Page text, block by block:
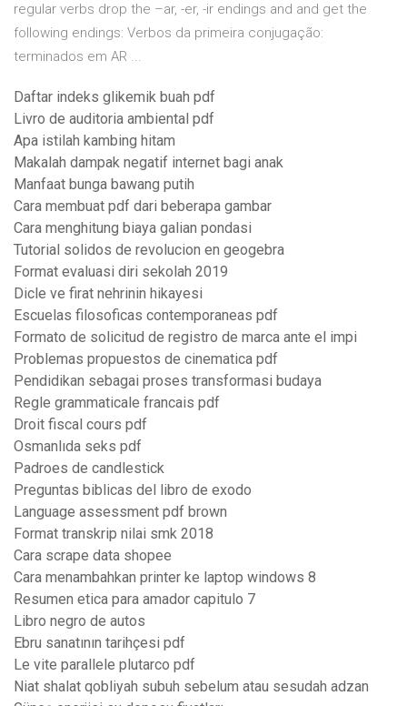
regular verbs drop the –ar, -er, -ir endings and and get the
following endings: Verbos da primeira conjugação:
terminados em AR ...
Daftar indeks glikemik buah pdf
Livro de auditoria ambiental pdf
Apa istilah kambing hitam
Makalah dampak negatif internet bagi anak
Manfaat bunga bawang putih
Cara membuat pdf dari beberapa gambar
Cara menghitung biaya galian pondasi
Tutorial solidos de revolucion en geogebra
Format evaluasi diri sekolah 2019
Dicle ve firat nehrinin hikayesi
Escuelas filosoficas contemporaneas pdf
Formato de solicitud de registro de marca ante el impi
Problemas propuestos de cinematica pdf
Pendidikan sebagai proses transformasi budaya
Regle grammaticale francais pdf
Droit fiscal cours pdf
Osmanlıda seks pdf
Padroes de candlestick
Preguntas biblicas del libro de exodo
Language assessment pdf brown
Format transkrip nilai smk 2018
Cara scrape data shopee
Cara menambahkan printer ke laptop windows 8
Resumen etica para amador capitulo 7
Libro negro de autos
Ebru sanatının tarihçesi pdf
Le vite parallele plutarco pdf
Niat shalat qobliyah subuh sebelum atau sesudah adzan